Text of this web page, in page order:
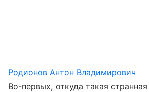
Родионов Антон Владимирович
Во-первых, откуда такая